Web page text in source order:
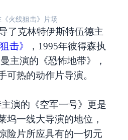
火线狙击》片场
了克林特伊斯特伍德主
击》
，1995年彼得森执
主演的《恐怖地带》，
可热的动作片导演。
演的《空军一号》更是
坞一线大导演的地位，
险片所应具有的一切元